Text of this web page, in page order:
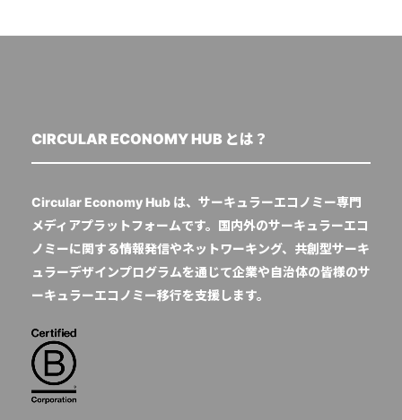
CIRCULAR ECONOMY HUB とは？
Circular Economy Hub は、サーキュラーエコノミー専門
メディアプラットフォームです。国内外のサーキュラーエコ
ノミーに関する情報発信やネットワーキング、共創型サーキ
ュラーデザインプログラムを通じて企業や自治体の皆様のサ
ーキュラーエコノミー移行を支援します。